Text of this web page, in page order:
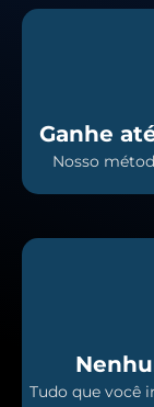
Ganhe
Nosso
Tudo que você